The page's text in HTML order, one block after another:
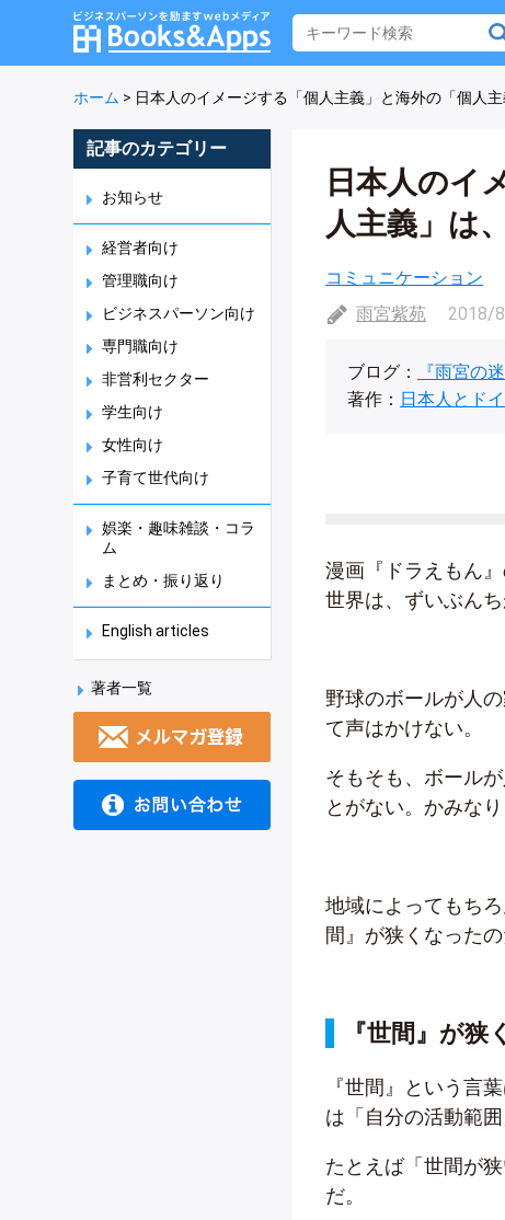
ホーム > 日本人のイメージする「個人主義」と海外の「個人
記事のカテゴリー
お知らせ
経営者向け
管理職向け
ビジネスパーソン向け
専門職向け
非営利セクター
学生向け
女性向け
子育て世代向け
娯楽・趣味雑談・コラ
ム
まとめ・振り返り
English articles
著者一覧
日本人のイ
人主義」は
コミュニケーション
雨宮紫苑
2018/
ブログ： 『雨宮の
著作： 日本人とド
漫画『ドラえもん
世界は、ずいぶんち
野球のボールが人
て声はかけない。
そもそも、ボール
とがない。かみな
地域によってもち
間』が狭くなった
『世間』が
『世間』という言
は「自分の活動範
たとえば「世間が
だ。